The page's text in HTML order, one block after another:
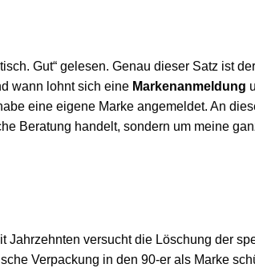
Gut“ gelesen. Genau dieser Satz ist
wann lohnt sich eine Markenanmeldung
eine eigene Marke angemeldet. An
Beratung handelt, sondern um meine
Jahrzehnten versucht die Löschung der
Verpackung in den 90-er als Marke